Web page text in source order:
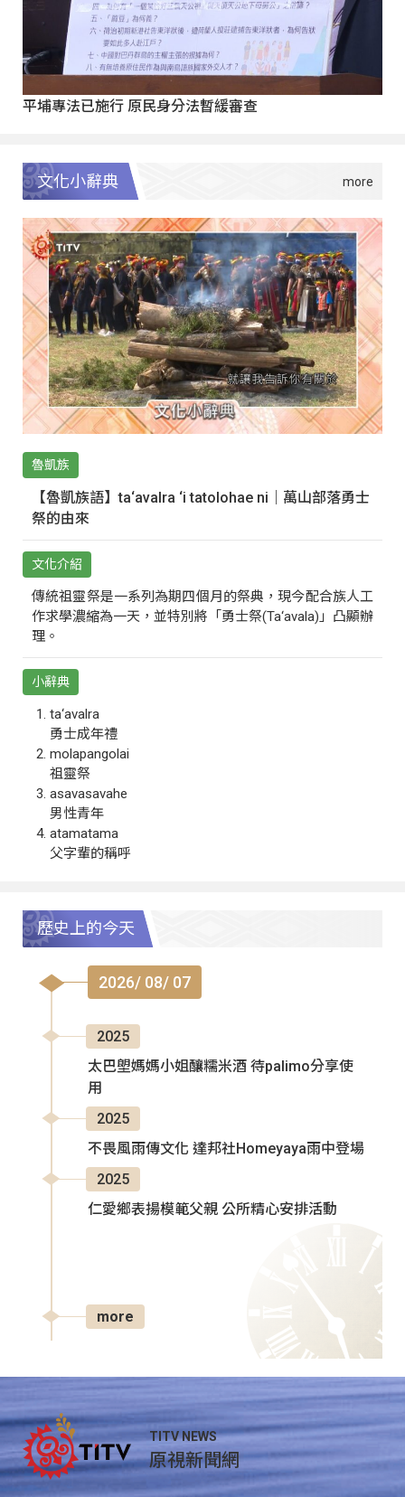
平埔專法已施行 原民身分法暫緩審查
文化小辭典
魯凱族
【魯凱族語】ta‘avalra ‘i tatolohae ni｜萬山部落勇士
祭的由來
文化介紹
傳統祖靈祭是一系列為期四個月的祭典，現今配合族人工
作求學濃縮為一天，並特別將「勇士祭(Ta‘avala)」凸顯辦
理。
小辭典
ta‘avalra
勇士成年禮
molapangolai
祖靈祭
asavasavahe
男性青年
atamatama
父字輩的稱呼
歷史上的今天
2026/ 08/ 07
2025
太巴塱媽媽小姐釀糯米酒 待palimo分享使
用
2025
不畏風雨傳文化 達邦社Homeyaya雨中登場
2025
仁愛鄉表揚模範父親 公所精心安排活動
more
TITV NEWS
原視新聞網